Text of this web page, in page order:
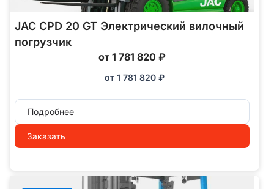
JAC CPD 20 GT Электрический вилочный
погрузчик
от 1 781 820 ₽
от 1 781 820 ₽
Подробнее
Заказать